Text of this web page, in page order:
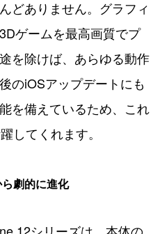
どありません。グラフィ
ゲームを最高画質でプ
を除けば、あらゆる動作
のiOSアップデートにも
を備えているため、これ
してくれます。
劇的に進化
12シリーズは、本体の